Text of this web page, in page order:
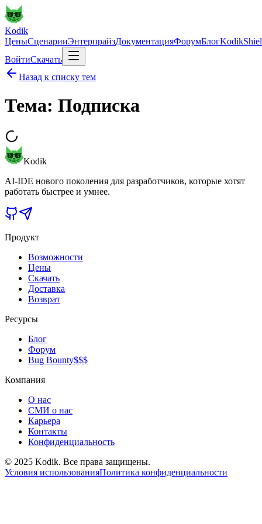
Kodik
ЦеныСценарииЭнтерпрайзДокументацияФорумБлог
ВойтиСкачать
Назад к списку тем
Тема: Подписка
Kodik
AI-IDE нового поколения для разработчиков, которые хотят
работать быстрее и умнее.
Продукт
Возможности
Цены
Скачать
Доставка
Возврат
Ресурсы
Блог
Форум
Bug Bounty$$$
Компания
О нас
СМИ о нас
Карьера
Контакты
Конфиденциальность
© 2025 Kodik. Все права защищены.
Условия использованияПолитика конфиденциальности